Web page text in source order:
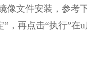
像文件安装，参考
”，再点击“执行”在